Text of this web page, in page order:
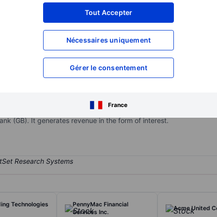
Tout Accepter
Nécessaires uniquement
Gérer le consentement
France
XXXXXXX
XXXXXXX
XXXXXXX
XXXXXXX
Ouvrir un compte
The bank operates through segments namely Commercial
divided by markets namely Quad City Bank & Trust
(GB). It generates revenue in the form of interest.
Technologies
PennyMac Financial
Services Inc.
Acme United